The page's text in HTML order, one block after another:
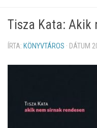
Tisza Kata: Akik
ÍRTA: KÖNYVTÁROS · DÁTUM